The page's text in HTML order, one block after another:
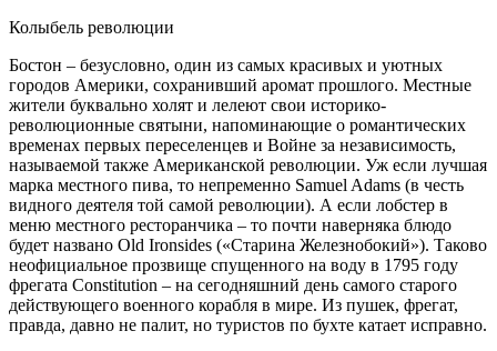
Колыбель революции
Бостон – безусловно, один из самых красивых и уютных
городов Америки, сохранивший аромат прошлого. Местные
жители буквально холят и лелеют свои историко-
революционные святыни, напоминающие о романтических
временах первых переселенцев и Войне за независимость,
называемой также Американской революции. Уж если лучшая
марка местного пива, то непременно Samuel Adams (в честь
видного деятеля той самой революции). А если лобстер в
меню местного ресторанчика – то почти наверняка блюдо
будет названо Old Ironsides («Старина Железнобокий»). Таково
неофициальное прозвище спущенного на воду в 1795 году
фрегата Constitution – на сегодняшний день самого старого
действующего военного корабля в мире. Из пушек, фрегат,
правда, давно не палит, но туристов по бухте катает исправно.